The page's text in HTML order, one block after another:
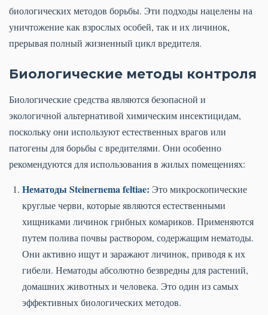
биологических методов борьбы. Эти подходы нацелены на
уничтожение как взрослых особей, так и их личинок,
прерывая полный жизненный цикл вредителя.
Биологические методы контроля
Биологические средства являются безопасной и
экологичной альтернативой химическим инсектицидам,
поскольку они используют естественных врагов или
патогены для борьбы с вредителями. Они особенно
рекомендуются для использования в жилых помещениях:
Нематоды Steinernema feltiae: Это микроскопические
круглые черви, которые являются естественными
хищниками личинок грибных комариков. Применяются
путем полива почвы раствором, содержащим нематоды.
Они активно ищут и заражают личинок, приводя к их
гибели. Нематоды абсолютно безвредны для растений,
домашних животных и человека. Это один из самых
эффективных биологических методов.